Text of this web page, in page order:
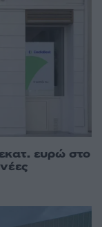
ευρώ στο